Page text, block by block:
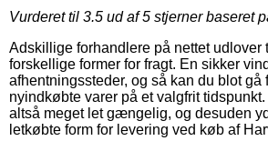
Vurderet til 3.5 ud af 5 stjerner baseret
Adskillige forhandlere på nettet udlover
forskellige former for fragt. En sikker
afhentningssteder, og så kan du blot gå
nyindkøbte varer på et valgfrit
altså meget let gængelig, og desuden
letkøbte form for levering ved køb af